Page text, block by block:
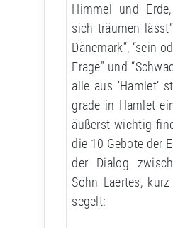
Himmel und
sich träumen
Dänemark”, “sein
Frage” und
alle aus ‘Hamlet’
grade in Hamlet
äußerst wichtig
die 10 Gebote der
der Dialog
Sohn Laertes,
segelt: